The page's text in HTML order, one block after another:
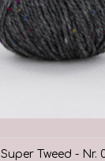
Super Tweed - Nr.